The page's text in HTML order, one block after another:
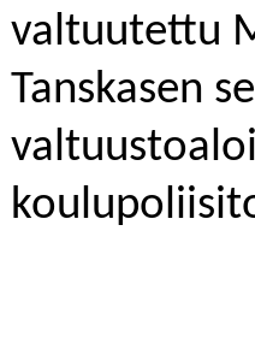
valtuutettu
Tanskasen
kou